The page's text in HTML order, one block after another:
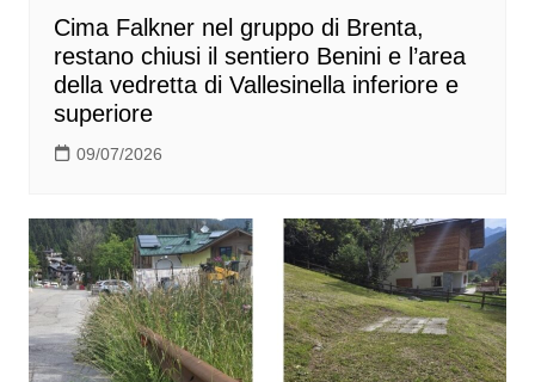
Cima Falkner nel gruppo di Brenta,
restano chiusi il sentiero Benini e l’area
della vedretta di Vallesinella inferiore e
superiore
09/07/2026